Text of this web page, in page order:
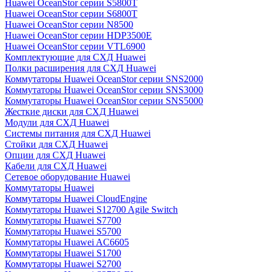
Huawei OceanStor серии S5800T
Huawei OceanStor серии S6800T
Huawei OceanStor серии N8500
Huawei OceanStor серии HDP3500E
Huawei OceanStor серии VTL6900
Комплектующие для СХД Huawei
Полки расширения для СХД Huawei
Коммутаторы Huawei OceanStor серии SNS2000
Коммутаторы Huawei OceanStor серии SNS3000
Коммутаторы Huawei OceanStor серии SNS5000
Жесткие диски для СХД Huawei
Модули для СХД Huawei
Системы питания для СХД Huawei
Стойки для СХД Huawei
Опции для СХД Huawei
Кабели для СХД Huawei
Сетевое оборудование Huawei
Коммутаторы Huawei
Коммутаторы Huawei CloudEngine
Коммутаторы Huawei S12700 Agile Switch
Коммутаторы Huawei S7700
Коммутаторы Huawei S5700
Коммутаторы Huawei AC6605
Коммутаторы Huawei S1700
Коммутаторы Huawei S2700